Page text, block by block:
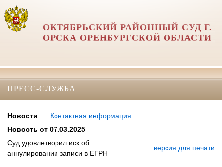
ОКТЯБРЬСКИЙ РАЙОННЫЙ СУД Г.
ОРСКА ОРЕНБУРГСКОЙ ОБЛАСТИ
ПРЕСС-СЛУЖБА
Новости
Контактная информация
Новость от 07.03.2025
Суд удовлетворил иск об
аннулировании записи в ЕГРН
версия для печати